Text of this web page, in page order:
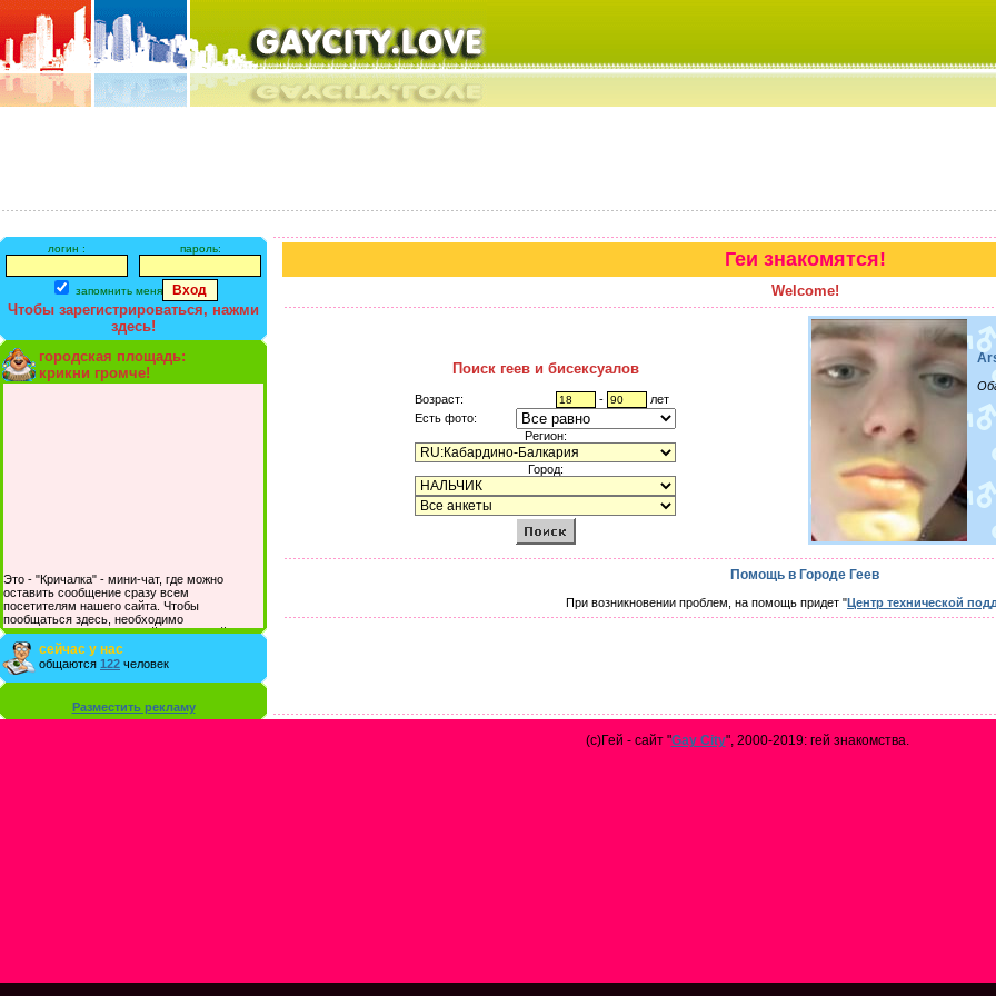
логин : пароль:
запомнить меня
Чтобы зарегистрироваться, нажми
здесь!
городская площадь:
крикни громче!
Это - "Кричалка" - мини-чат, где можно
оставить сообщение сразу всем
посетителям нашего сайта. Чтобы
пообщаться здесь, необходимо
зарегистрироваться на сайте и/или войти со
своими логином и паролем.
сейчас у нас
общаются 122 человек
Разместить рекламу
Геи знакомятся!
Welcome!
Поиск геев и бисексуалов
Возраст: -
лет
Есть фото:
Регион:
Город:
Помощь в Городе Геев
При возникновении проблем, на помощь придет "Центр технической
(с)Гей - сайт "Gay City", 2000-2019: гей знакомства.